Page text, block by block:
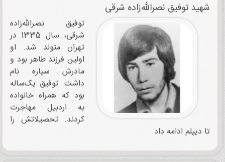
شهید توفیق ‌‌‌نصرالله‌‌زاده شرقی
توفیق نصرالله‌‌زاده
شرقی، سال 1335 در
تهران متولد شد. او
‌‌‌اولین فرزند طاهر بود و
مادرش سیاره نام
داشت. توفیق یک‌ساله
بود که همراه خانواده
به اردبیل مهاجرت
کردند. تحصیلاتش را
تا دیپلم ادامه داد.